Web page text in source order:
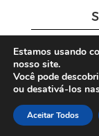
Estamos usando
nosso site.
Você pode
ou desativá-los
Aceitar Todos